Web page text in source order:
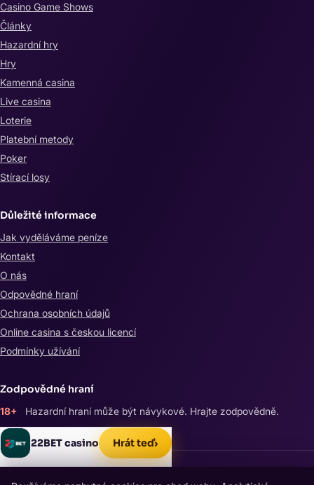
22BET casino Hrát teď›
Casino Game Shows
Články
Hazardní hry
Hry
Kamenná casina
Live casina
Loterie
Platební metody
Poker
Stírací losy
Důležité informace
Jak vyděláváme peníze
Kontakt
O nás
Odpovědné hraní
Ochrana osobních údajů
Online casina s českou licencí
Podmínky užívání
Zodpovědné hraní
18+
Hazardní hraní může být návykové. Hrajte zodpovědně.
Linka pomoci 800 350 000
© 2026 BonusBible